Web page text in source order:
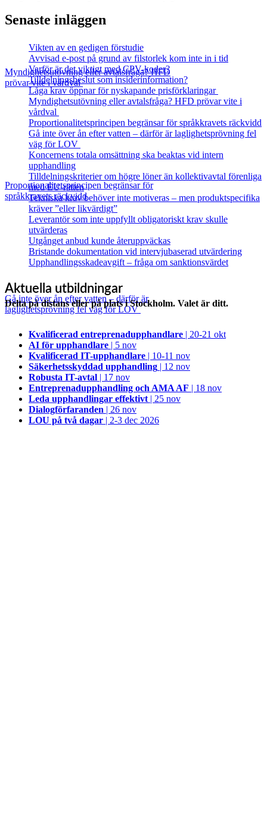
Myndighetsutövning eller avtalsfråga? HFD
prövar vite i vårdval
Proportionalitetsprincipen begränsar för
språkkravets räckvidd
Gå inte över ån efter vatten – därför är
laglighetsprövning fel väg för LOV
Senaste inläggen
Vikten av en gedigen förstudie
Avvisad e-post på grund av filstorlek kom inte in i tid
Varför är det viktigt med CPV-koder?
Tilldelningsbeslut som insiderinformation?
Låga krav öppnar för nyskapande prisförklaringar
Myndighetsutövning eller avtalsfråga? HFD prövar vite i
vårdval
Proportionalitetsprincipen begränsar för språkkravets räckvidd
Gå inte över ån efter vatten – därför är laglighetsprövning fel
väg för LOV
Koncernens totala omsättning ska beaktas vid intern
upphandling
Tilldelningskriterier om högre löner än kollektivavtal förenliga
med EU‑rätten
Tekniska krav behöver inte motiveras – men produktspecifika
kräver ”eller likvärdigt”
Leverantör som inte uppfyllt obligatoriskt krav skulle
utvärderas
Utgånget anbud kunde återuppväckas
Bristande dokumentation vid intervjubaserad utvärdering
Upphandlingsskadeavgift – fråga om sanktionsvärdet
Aktuella utbildningar
Delta på distans eller på plats i Stockholm. Valet är ditt.
Kvalificerad entreprenad­upphandlare | 20-21 okt
AI för upphandlare | 5 nov
Kvalificerad IT-upphandlare | 10-11 nov
Säkerhetsskyddad upphandling | 12 nov
Robusta IT-avtal | 17 nov
Entreprenadupphandling och AMA AF | 18 nov
Leda upphandlingar effektivt | 25 nov
Dialogförfaranden | 26 nov
LOU på två dagar | 2-3 dec 2026